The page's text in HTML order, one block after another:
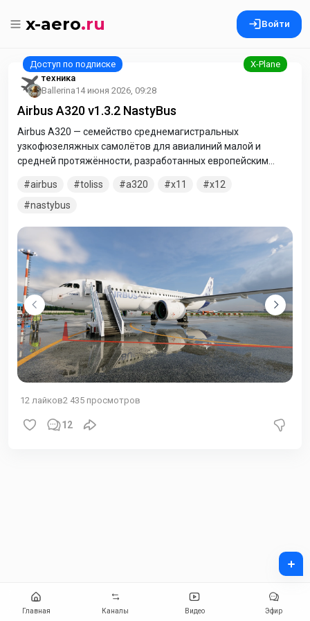
x-aero.ru Войти
техника
Ballerina14 июня 2026, 09:28
Airbus A320 v1.3.2 NastyBus
Airbus A320 — семейство среднемагистральных
узкофюзеляжных самолётов для авиалиний малой и
средней протяжённости, разработанных европейским
стал первым массовым пассажирским самолётом, на
котором была применена электродистанционная система
airbus toliss a320 x11
x12
nastybus
12 лайков2 435 просмотров
12
Главная Каналы Видео Эфир
+